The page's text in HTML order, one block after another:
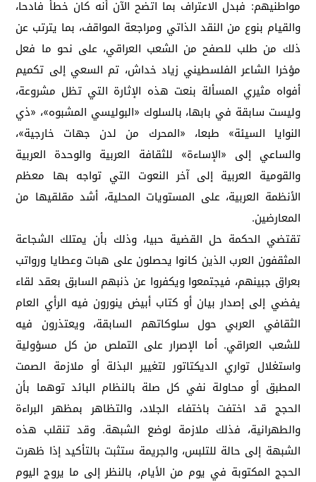
مواطنيهم: فبدل الاعتراف بما اتضح الآن أنه كان خطأ فادحا،
والقيام بنوع من النقد الذاتي ومراجعة المواقف، بما يترتب عن
ذلك من طلب للصفح من الشعب العراقي، على نحو ما فعل
مؤخرا الشاعر الفلسطيني زياد خداش، تم السعي إلى تكميم
أفواه مثيري المسألة بنعت هذه الإثارة التي تظل مشروعة،
وليست سابقة في بابها، بالسلوك «البوليسي المشبوه»، «ذي
النوايا السيئة» طبعا، «المحرك من لدن جهات خارجية»،
والساعي إلى «الإساءة» للثقافة العربية والوحدة العربية
والقومية العربية إلى آخر النعوت التي تواجه بها معظم
الأنظمة العربية، على المستويات المحلية، أشد مقلقيها من
المعارضين.
تقتضي الحكمة حل القضية حبيا، وذلك بأن يمتلك الشجاعة
المثقفون العرب الذين كانوا يحصلون على هبات وعطايا ورواتب
بعراق جبينهم، فيجتمعوا ويكفروا عن ذنبهم السابق بعقد لقاء
يفضي إلى إصدار بيان أو كتاب أبيض ينورون فيه الرأي العام
الثقافي العربي حول سلوكاتهم السابقة، ويعتذرون فيه
للشعب العراقي. أما الإصرار على التملص من كل مسؤولية
واستغلال تواري الديكتاتور لتغيير البذلة أو ملازمة الصمت
المطبق أو محاولة نفي كل صلة بالنظام البائد توهما بأن
الحجج قد اختفت باختفاء الجلاد، والتظاهر بمظهر البراءة
والطهرانية، فذلك ملازمة لوضع الشبهة. وقد تنقلب هذه
الشبهة إلى حالة للتلبس، والجريمة ستثبت بالتأكيد إذا ظهرت
الحجج المكتوبة في يوم من الأيام، بالنظر إلى ما يروج اليوم